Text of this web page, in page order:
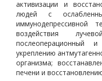
активизации и
людей с
воздействия
послеоперационный
укреплению
организма;
печени и